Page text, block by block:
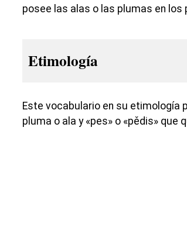
posee las alas o las plumas en los
Etimología
Este vocabulario en su etimología
pluma o ala y «pes» o «pědis» que